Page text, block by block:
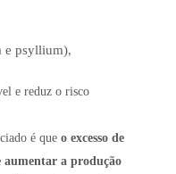
e psyllium),
e reduz o risco
é que o excesso de
aumentar a produção